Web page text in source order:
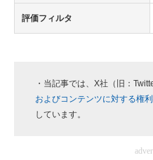
評価フィルタ
・当記事では、X社（旧：
およびコンテンツに対する権
しています。